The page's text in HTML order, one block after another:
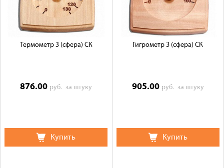
Термометр 3 (сфера) СК
876.00 руб.за штуку
Купить
Гигрометр 3 (сфера) СК
905.00 руб. за штуку
Купить